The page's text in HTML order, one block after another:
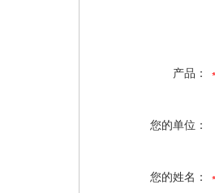
产品：
您的单位：
您的姓名：